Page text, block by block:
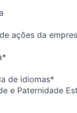
ações da
de idiomas*
e Paternidade